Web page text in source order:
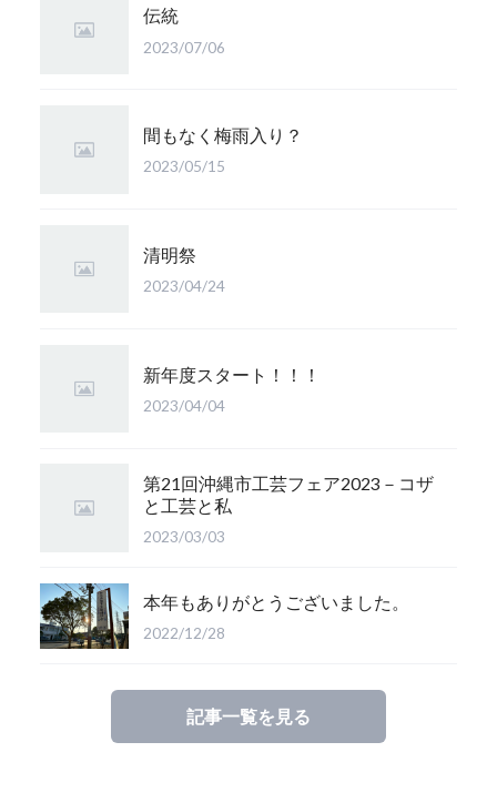
伝統
2023/07/06
間もなく梅雨入り？
2023/05/15
清明祭
2023/04/24
新年度スタート！！！
2023/04/04
第21回沖縄市工芸フェア2023－コザ
と工芸と私
2023/03/03
本年もありがとうございました。
2022/12/28
記事一覧を見る